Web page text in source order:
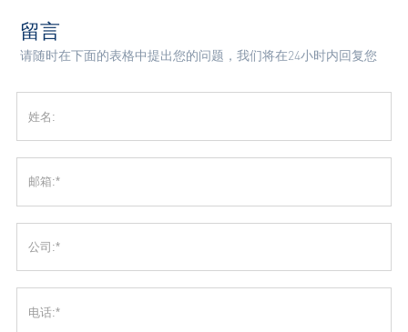
留言
请随时在下面的表格中提出您的问题，我们将在24小时内回复您